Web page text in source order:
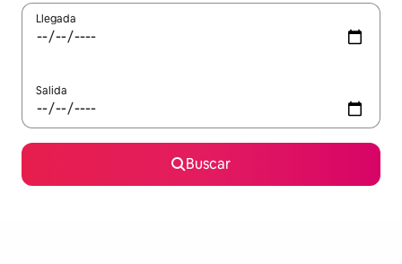
Llegada
Salida
Buscar